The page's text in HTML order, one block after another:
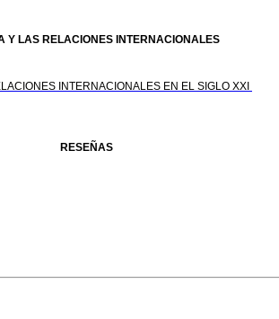
Y LAS RELACIONES INTERNACIONALES
INTERNACIONALES EN EL SIGLO XXI
RESEÑAS